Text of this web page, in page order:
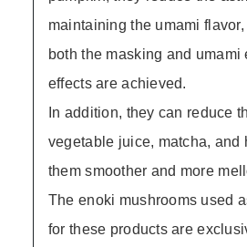
maintaining the umami
both the masking and umami
effects are achieved.
In addition, they can reduce
vegetable juice, matcha, and
them smoother and more
The enoki mushrooms used
for these products are